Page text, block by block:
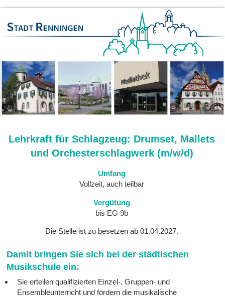
Lehrkraft für Schlagzeug: Drumset, Mallets
und Orchesterschlagwerk (m/w/d)
Umfang
Vollzeit, auch teilbar
Vergütung
bis EG 9b
Die Stelle ist zu besetzen ab 01.04.2027.
Damit bringen Sie sich bei der städtischen
Musikschule ein:
Sie erteilen qualifizierten Einzel-, Gruppen- und
Ensembleunterricht und fördern die musikalische